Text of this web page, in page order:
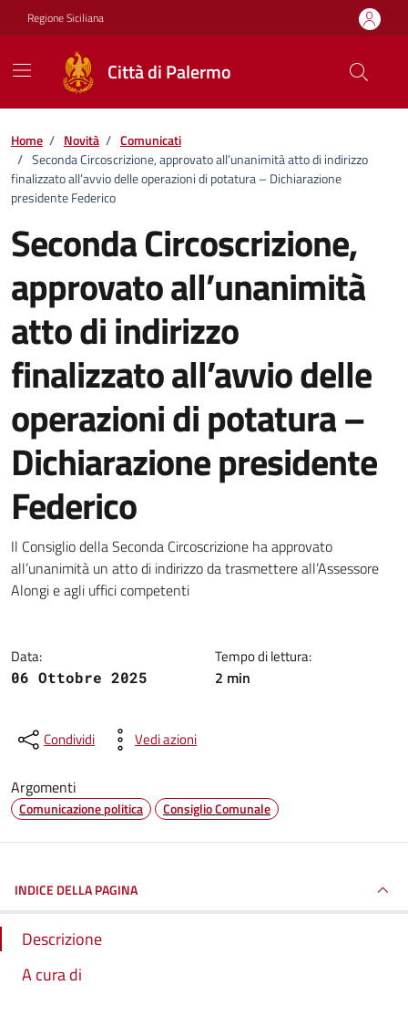
Vai ai contenuti
Vai al footer
Regione Siciliana
Città di Palermo
Home / Novità / Comunicati
/ Seconda Circoscrizione, approvato all’unanimità atto di indirizzo
finalizzato all’avvio delle operazioni di potatura – Dichiarazione
presidente Federico
Seconda Circoscrizione,
approvato all’unanimità
atto di indirizzo
finalizzato all’avvio delle
operazioni di potatura –
Dichiarazione presidente
Federico
Dettagli della notizia
Il Consiglio della Seconda Circoscrizione ha approvato
all’unanimità un atto di indirizzo da trasmettere all’Assessore
Alongi e agli uffici competenti
Data:
06 Ottobre 2025
Tempo di lettura:
2 min
Condividi Vedi azioni
Argomenti
Comunicazione politica Consiglio Comunale
INDICE DELLA PAGINA
Descrizione
A cura di